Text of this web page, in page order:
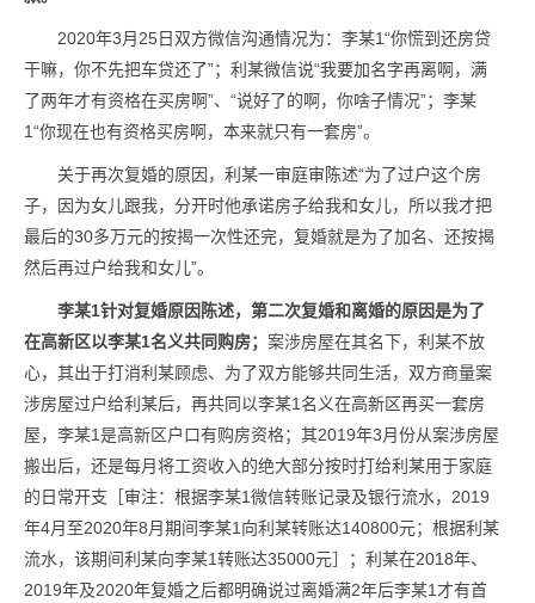
2020年3月25日双方微信沟通情况为：李某1“你慌到还房贷
干嘛，你不先把车贷还了”；利某微信说“我要加名字再离啊，满
了两年才有资格在买房啊”、“说好了的啊，你啥子情况”；李某
1“你现在也有资格买房啊，本来就只有一套房”。
关于再次复婚的原因，利某一审庭审陈述“为了过户这个房
子，因为女儿跟我，分开时他承诺房子给我和女儿，所以我才把
最后的30多万元的按揭一次性还完，复婚就是为了加名、还按揭
然后再过户给我和女儿”。
李某1针对复婚原因陈述，第二次复婚和离婚的原因是为了
在高新区以李某1名义共同购房； 案涉房屋在其名下，利某不放
心，其出于打消利某顾虑、为了双方能够共同生活，双方商量案
涉房屋过户给利某后，再共同以李某1名义在高新区再买一套房
屋，李某1是高新区户口有购房资格；其2019年3月份从案涉房屋
搬出后，还是每月将工资收入的绝大部分按时打给利某用于家庭
的日常开支［审注：根据李某1微信转账记录及银行流水，2019
年4月至2020年8月期间李某1向利某转账达140800元；根据利某
流水，该期间利某向李某1转账达35000元］；利某在2018年、
2019年及2020年复婚之后都明确说过离婚满2年后李某1才有首